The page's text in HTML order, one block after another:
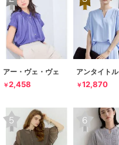
アー・ヴェ・ヴェ
￥2,458
アンタイトル
￥12,870